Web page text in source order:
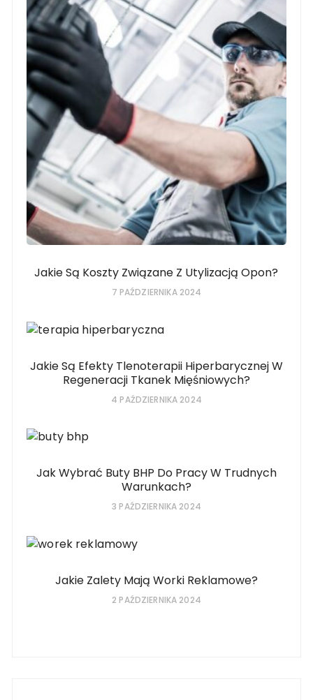
Jakie Są Koszty Związane Z Utylizacją Opon?
7 PAŹDZIERNIKA 2024
Jakie Są Efekty Tlenoterapii Hiperbarycznej W
Regeneracji Tkanek Mięśniowych?
4 PAŹDZIERNIKA 2024
Jak Wybrać Buty BHP Do Pracy W Trudnych
Warunkach?
3 PAŹDZIERNIKA 2024
Jakie Zalety Mają Worki Reklamowe?
2 PAŹDZIERNIKA 2024